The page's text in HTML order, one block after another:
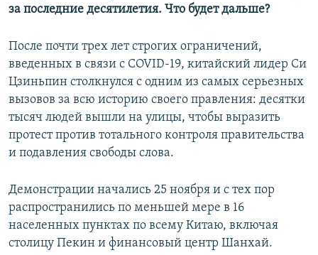
за последние десятилетия. Что будет дальше?
После почти трех лет строгих ограничений,
введенных в связи с COVID-19, китайский лидер Си
Цзиньпин столкнулся с одним из самых серьезных
вызовов за всю историю своего правления: десятки
тысяч людей вышли на улицы, чтобы выразить
протест против тотального контроля правительства
и подавления свободы слова.
Демонстрации начались 25 ноября и с тех пор
распространились по меньшей мере в 16
населенных пунктах по всему Китаю, включая
столицу Пекин и финансовый центр Шанхай.